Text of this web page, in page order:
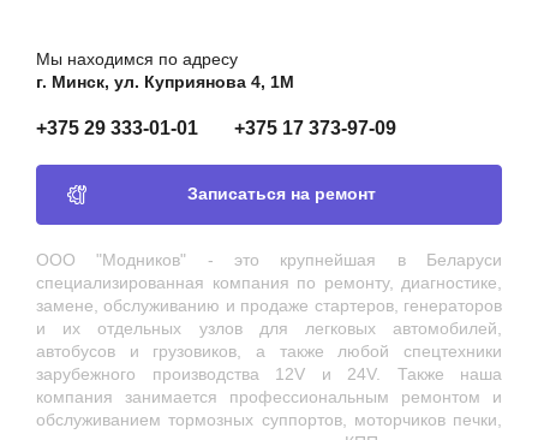
Мы находимся по адресу
г. Минск, ул. Куприянова 4, 1М
+375 29 333-01-01 +375 17 373-97-09
Записаться на ремонт
ООО "Модников" - это крупнейшая в Беларуси
специализированная компания по ремонту, диагностике,
замене, обслуживанию и продаже стартеров, генераторов
и их отдельных узлов для легковых автомобилей,
автобусов и грузовиков, а также любой спецтехники
зарубежного производства 12V и 24V. Также наша
компания занимается профессиональным ремонтом и
обслуживанием тормозных суппортов, моторчиков печки,